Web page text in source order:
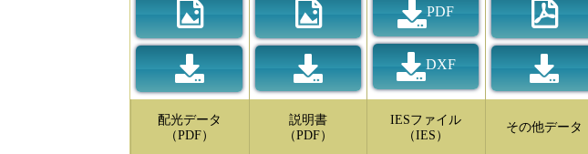
PDF
DXF
配光データ
（PDF）
説明書
（PDF）
IESファイル
（IES）
その他データ